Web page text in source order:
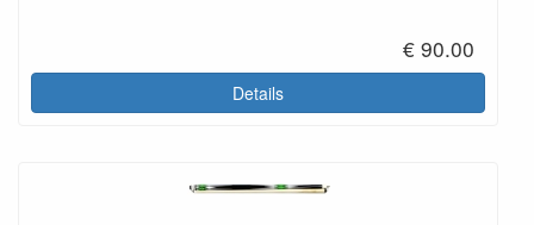
€ 90.00
Details